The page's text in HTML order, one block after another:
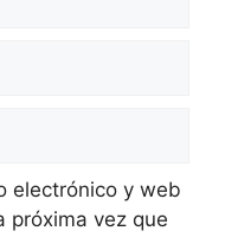
electrónico y web
próxima vez que